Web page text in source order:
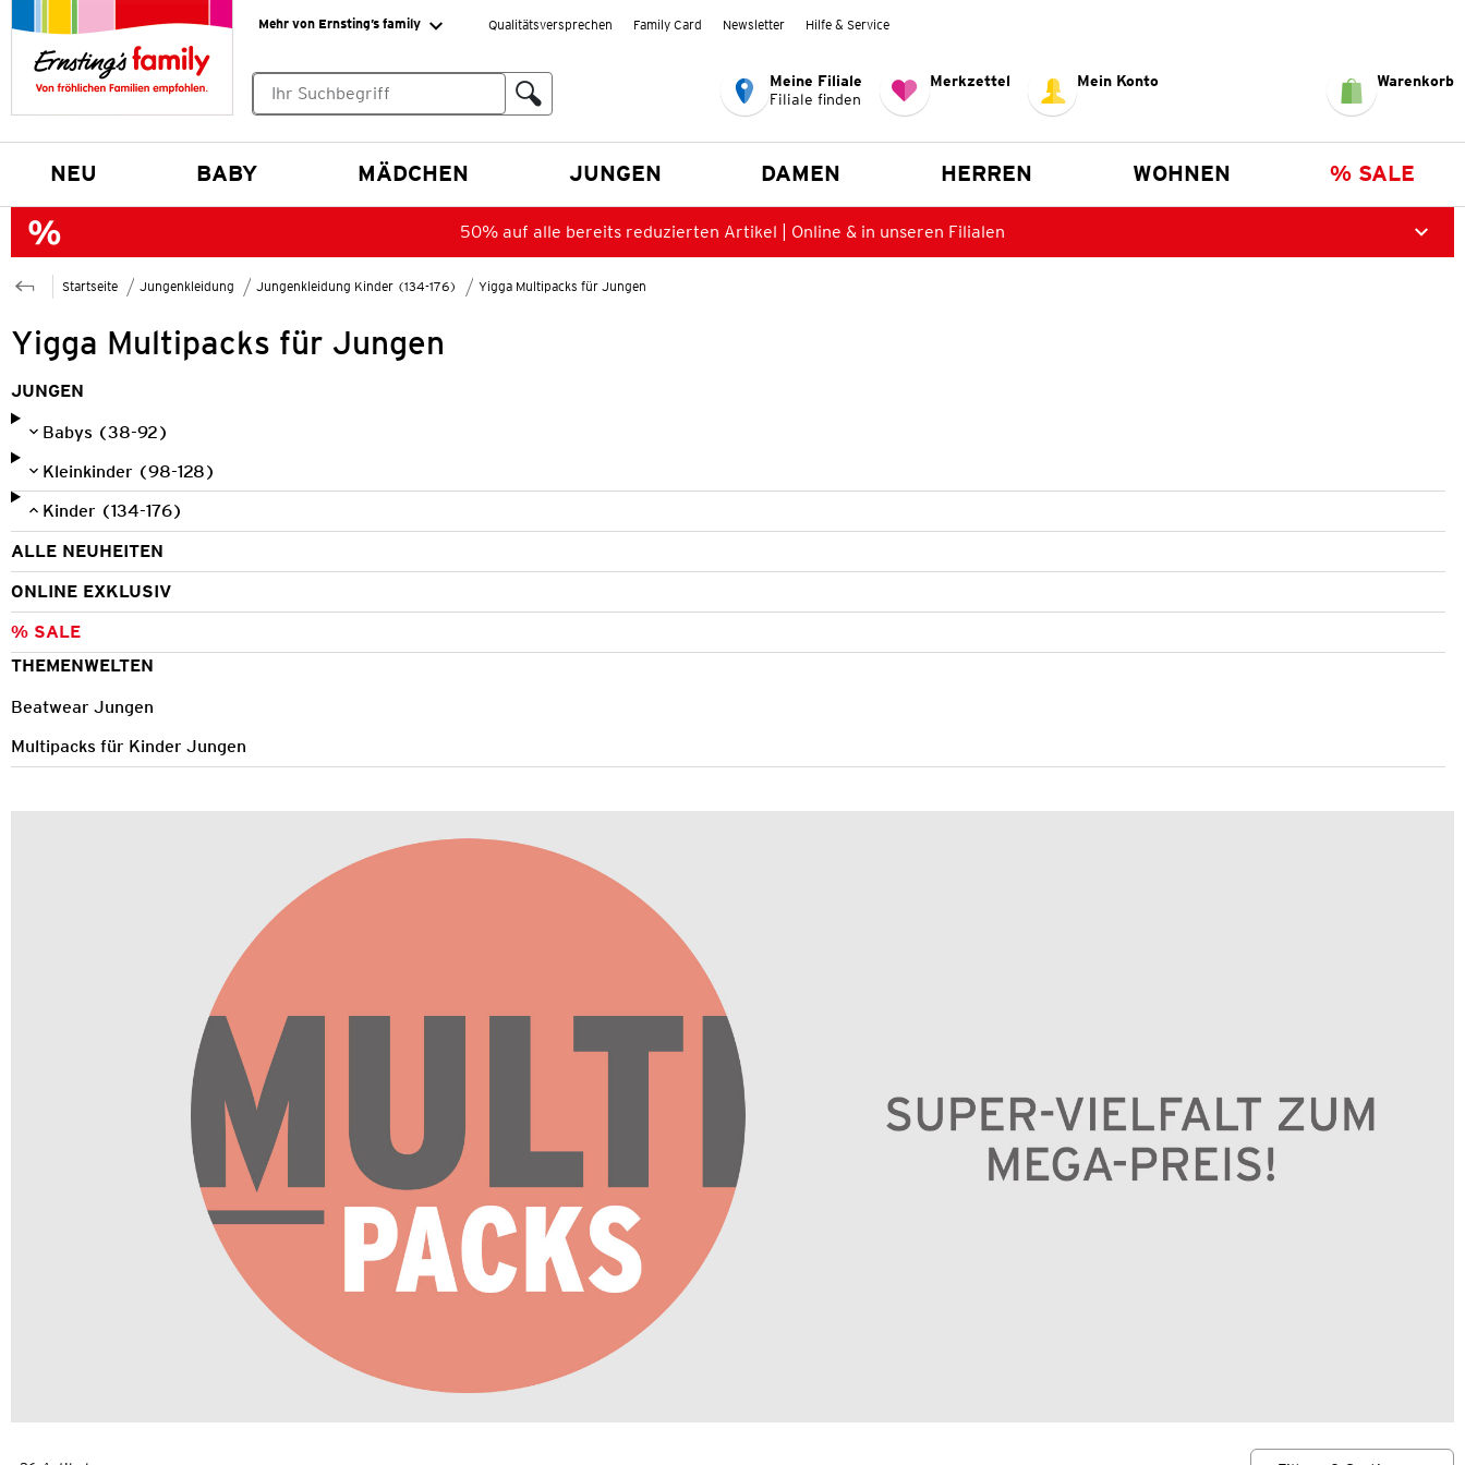
Mehr von Ernsting’s family Qualitätsversprechen Family Card Newsletter Hilfe & Service
Meine Filiale
Filiale finden
Merkzettel Mein Konto Warenkorb
NEU BABY MÄDCHEN JUNGEN DAMEN HERREN WOHNEN % SALE
50% auf alle bereits reduzierten Artikel | Online & in unseren Filialen
Startseite Jungenkleidung Jungenkleidung Kinder (134-176) Yigga Multipacks für Jungen
Yigga Multipacks für Jungen
JUNGEN
Babys (38-92)
Kleinkinder (98-128)
Kinder (134-176)
ALLE NEUHEITEN
ONLINE EXKLUSIV
% SALE
THEMENWELTEN
Beatwear Jungen
Multipacks für Kinder Jungen